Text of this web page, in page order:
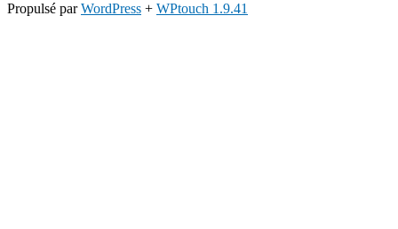
Propulsé parWordPress + WPtouch 1.9.41